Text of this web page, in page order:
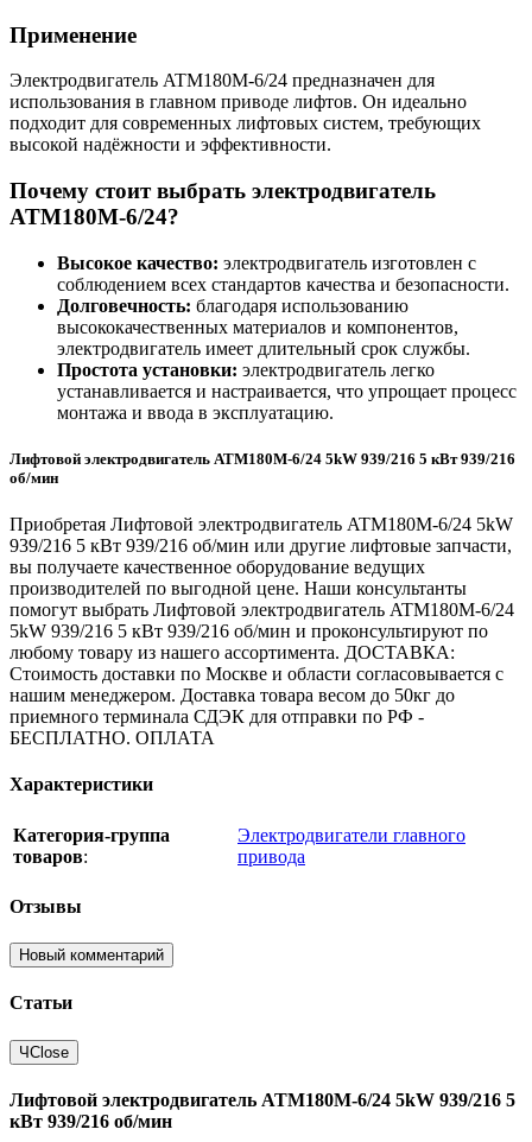
Применение
Электродвигатель ATM180M-6/24 предназначен для
использования в главном приводе лифтов. Он идеально
подходит для современных лифтовых систем, требующих
высокой надёжности и эффективности.
Почему стоит выбрать электродвигатель
ATM180M-6/24?
Высокое качество: электродвигатель изготовлен с
соблюдением всех стандартов качества и безопасности.
Долговечность: благодаря использованию
высококачественных материалов и компонентов,
электродвигатель имеет длительный срок службы.
Простота установки: электродвигатель легко
устанавливается и настраивается, что упрощает процесс
монтажа и ввода в эксплуатацию.
Лифтовой электродвигатель ATM180M-6/24 5kW 939/216 5 кВт 939/216
об/мин
Приобретая Лифтовой электродвигатель ATM180M-6/24 5kW
939/216 5 кВт 939/216 об/мин или другие лифтовые запчасти,
вы получаете качественное оборудование ведущих
производителей по выгодной цене. Наши консультанты
помогут выбрать Лифтовой электродвигатель ATM180M-6/24
5kW 939/216 5 кВт 939/216 об/мин и проконсультируют по
любому товару из нашего ассортимента. ДОСТАВКА:
Стоимость доставки по Москве и области согласовывается с
нашим менеджером. Доставка товара весом до 50кг до
приемного терминала СДЭК для отправки по РФ -
БЕСПЛАТНО. ОПЛАТА
Характеристики
Категория-группа
товаров:
Электродвигатели главного
привода
Отзывы
Новый комментарий
Статьи
ЧClose
Лифтовой электродвигатель ATM180M-6/24 5kW 939/216 5
кВт 939/216 об/мин